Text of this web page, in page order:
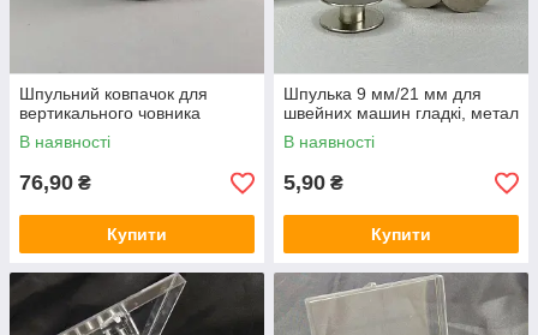
Шпульний ковпачок для
вертикального човника
В наявності
76,90 ₴
Купити
Шпулька 9 мм/21 мм для
швейних машин гладкі, метал
В наявності
5,90 ₴
Купити